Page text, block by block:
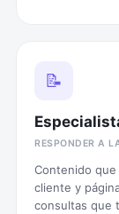
📝
RESPONDER A
Contenido
cliente y
consultas que